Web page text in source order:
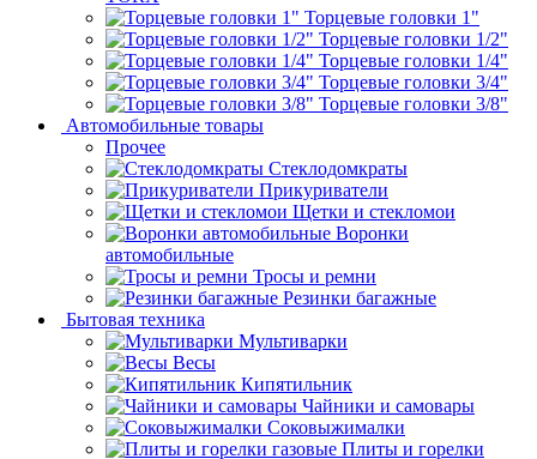
Торцевые головки 1"
Торцевые головки 1/2"
Торцевые головки 1/4"
Торцевые головки 3/4"
Торцевые головки 3/8"
Автомобильные товары
Прочее
Стеклодомкраты
Прикуриватели
Щетки и стекломои
Воронки
автомобильные
Тросы и ремни
Резинки багажные
Бытовая техника
Мультиварки
Весы
Кипятильник
Чайники и самовары
Соковыжималки
Плиты и горелки